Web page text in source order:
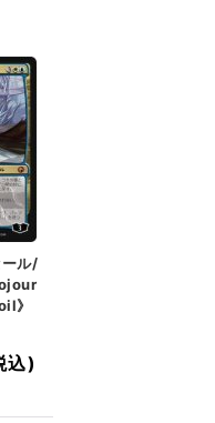
ル/
》
込)